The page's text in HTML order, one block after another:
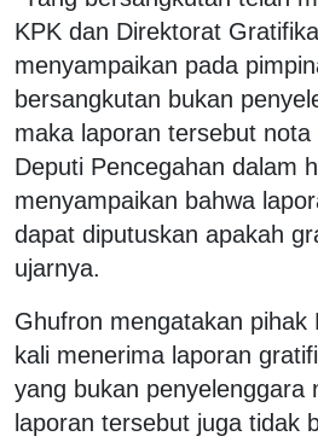
KPK dan Direktorat
menyampaikan pada
bersangkutan bukan
maka laporan tersebut nota
Deputi Pencegahan dalam
menyampaikan bahwa
dapat diputuskan apakah
ujarnya.
Ghufron mengatakan pihak
kali menerima laporan
yang bukan penyelenggara
laporan tersebut juga tidak